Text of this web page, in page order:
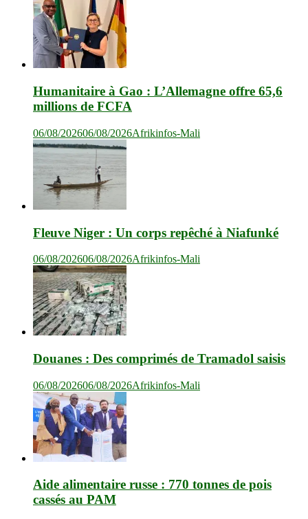
Humanitaire à Gao : L’Allemagne offre 65,6
millions de FCFA
06/08/202606/08/2026Afrikinfos-Mali
Fleuve Niger : Un corps repêché à Niafunké
06/08/202606/08/2026Afrikinfos-Mali
Douanes : Des comprimés de Tramadol saisis
06/08/202606/08/2026Afrikinfos-Mali
Aide alimentaire russe : 770 tonnes de pois
cassés au PAM